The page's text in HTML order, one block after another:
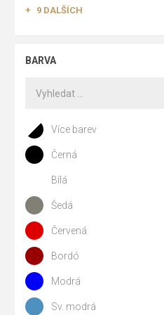
9 DALŠÍCH
BARVA
Více barev
Černá
Bílá
Šedá
Červená
Bordó
Modrá
Sv. modrá